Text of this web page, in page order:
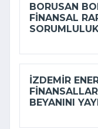
BORUSAN
FINANSAL
İZDEMİR
BEYANINI